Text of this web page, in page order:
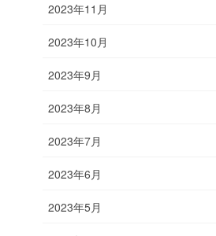
2023年11月
2023年10月
2023年9月
2023年8月
2023年7月
2023年6月
2023年5月